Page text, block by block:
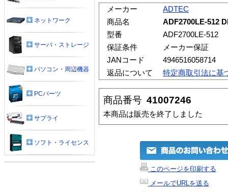
メーカー
ADTEC
商品名
ADF2700LE-512
型番
ADF2700LE-512
保証条件
メーカー保証
JANコード
4946516058714
返品について
特定商取引法に基
商品番号 41007246
本商品は販売を終了しました
このページを印刷する
メールでURLを送る
ネットワーク
サーバ・ストレージ
パソコン・周辺機器
PCパーツ
サプライ
ソフト・ライセンス